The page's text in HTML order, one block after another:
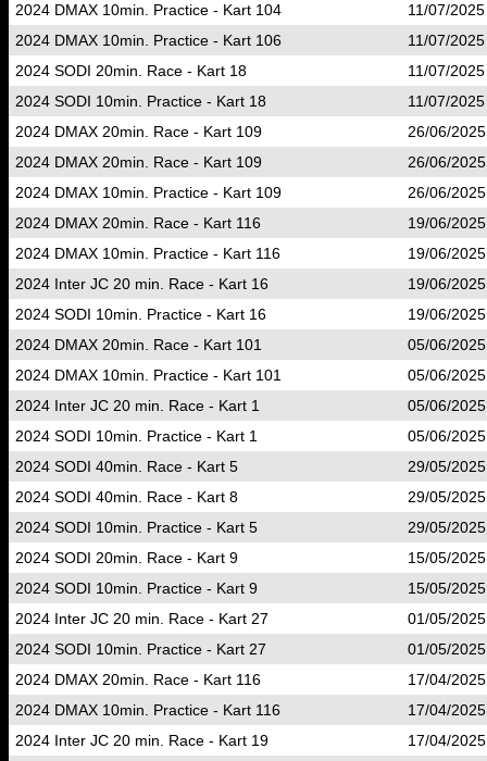
2024 DMAX 10min. Practice - Kart 104
11/07/
2024 DMAX 10min. Practice - Kart 106
11/07/
2024 SODI 20min. Race - Kart 18
11/07/
2024 SODI 10min. Practice - Kart 18
11/07/
2024 DMAX 20min. Race - Kart 109
26/06/
2024 DMAX 20min. Race - Kart 109
26/06/
2024 DMAX 10min. Practice - Kart 109
26/06/
2024 DMAX 20min. Race - Kart 116
19/06/
2024 DMAX 10min. Practice - Kart 116
19/06/
2024 Inter JC 20 min. Race - Kart 16
19/06/
2024 SODI 10min. Practice - Kart 16
19/06/
2024 DMAX 20min. Race - Kart 101
05/06/
2024 DMAX 10min. Practice - Kart 101
05/06/
2024 Inter JC 20 min. Race - Kart 1
05/06/
2024 SODI 10min. Practice - Kart 1
05/06/
2024 SODI 40min. Race - Kart 5
29/05/
2024 SODI 40min. Race - Kart 8
29/05/
2024 SODI 10min. Practice - Kart 5
29/05/
2024 SODI 20min. Race - Kart 9
15/05/
2024 SODI 10min. Practice - Kart 9
15/05/
2024 Inter JC 20 min. Race - Kart 27
01/05/
2024 SODI 10min. Practice - Kart 27
01/05/
2024 DMAX 20min. Race - Kart 116
17/04/
2024 DMAX 10min. Practice - Kart 116
17/04/
2024 Inter JC 20 min. Race - Kart 19
17/04/